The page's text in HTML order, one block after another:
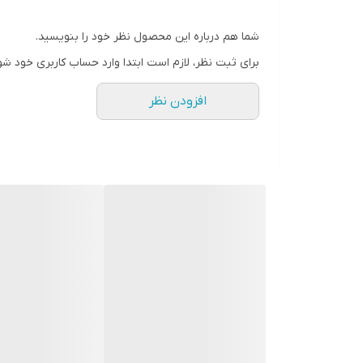
گارانتی 18 ماهه
شما هم درباره این محصول نظر خود را بنویسید.
برای ثبت نظر، لازم است ابتدا وارد حساب کاربری خود
افزودن نظر